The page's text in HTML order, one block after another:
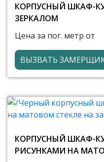
КОРПУСНЫЙ ШКАФ-
ЗЕРКАЛОМ
Цена за пог. метр от
ВЫЗВАТЬ
КОРПУСНЫЙ ШКАФ-
РИСУНКАМИ НА